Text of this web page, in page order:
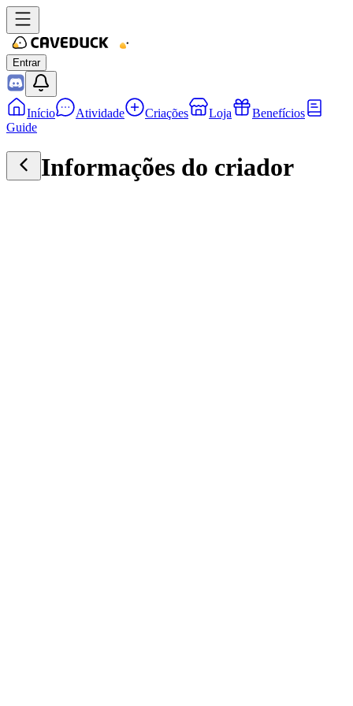
Entrar
Início Atividade Criações Loja
Benefícios
Guide
Informações do criador